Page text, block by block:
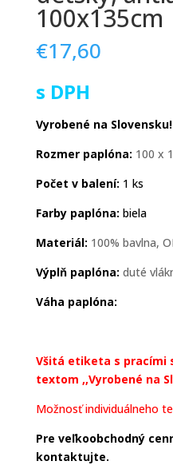
100x135cm
€17,60
s DPH
Vyrobené na Slovensku!
Rozmer paplóna: 100 x
Počet v balení: 1 ks
Farby paplóna: biela
Materiál: 100% bavlna,
Výplň paplóna: duté
Váha paplóna:
Všitá etiketa s pracími
textom ,,Vyrobené na
Možnosť individuálneho
Pre veľkoobchodný
kontaktujte.